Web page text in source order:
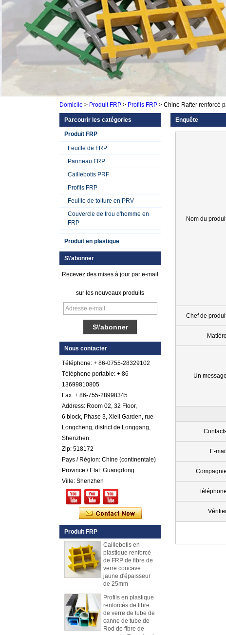
Domicile > Produit FRP > Profils FRP > Chine Rafter renforcé
Parcourir les catégories
Produit FRP
Feuille de FRP
Panneau FRP
Caillebotis PRF
Profils FRP
Feuille de toiture en PRV
Couvercle de trou d'homme en
FRP
Produit en plastique
S\'abonner
Recevez des mises à jour par e-mail
sur les nouveaux produits
Nous contacter
Téléphone: + 86-0755-28329102
Téléphone portable: + 86-
13699810805
Fax: + 86-755-28998345
Address: Room 02, 32 Floor,
6 block, Phase 3, Xieli Garden, rue
Longcheng, district de Longgang,
Shenzhen.
Zip: 518172
Pays / Région: Chine (continentale)
Province / Etat: Guangdong
Ville: Shenzhen
Produit FRP
Feuille de plastique
renforcée par fibre
de verre gelée par
Feuille de galet de
renforcé par fibre de
gel coloré par
couleur
Comstom Épaisseur
vendre
Panneau composé
centrale de
plastique renforcé
par fibre de verre de
fibre de verre pour
plastique renforcé
de FRP de fibre de
verre concave
jaune d'épaisseur
de 25mm
Profils en plastique
renforcés de fibre
de verre de tube de
canne de tube de
Rod de fibre de
verre de Cuomized
Enquête
Nom du
Chef de
Matière
Un message
E-mail
Compagnie
téléphone